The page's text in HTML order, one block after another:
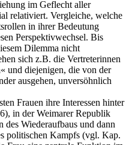
im Geflecht aller
relativiert. Vergleiche, welche
in ihrer Bedeutung
Perspektivwechsel. Bis
Dilemma nicht
sich z.B. die Vertreterinnen
und diejenigen, die von der
ausgehen, unversöhnlich
Frauen ihre Interessen hinter
in der Weimarer Republik
Wiederaufbaus und dann
politischen Kampfs (vgl. Kap.